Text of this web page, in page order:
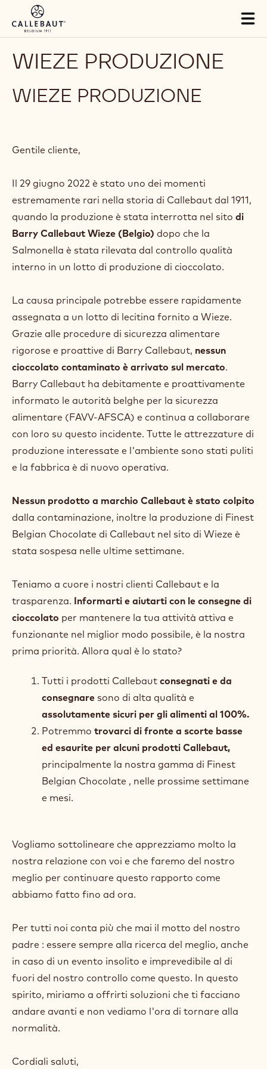
Skip to main content
WIEZE PRODUZIONE
WIEZE PRODUZIONE
Gentile cliente,
Il 29 giugno 2022 è stato uno dei momenti
estremamente rari nella storia di Callebaut dal 1911,
quando la produzione è stata interrotta nel sito di
Barry Callebaut Wieze (Belgio) dopo che la
Salmonella è stata rilevata dal controllo qualità
interno in un lotto di produzione di cioccolato.
La causa principale potrebbe essere rapidamente
assegnata a un lotto di lecitina fornito a Wieze.
Grazie alle procedure di sicurezza alimentare
rigorose e proattive di Barry Callebaut, nessun
cioccolato contaminato è arrivato sul mercato.
Barry Callebaut ha debitamente e proattivamente
informato le autorità belghe per la sicurezza
alimentare (FAVV-AFSCA) e continua a collaborare
con loro su questo incidente. Tutte le attrezzature di
produzione interessate e l'ambiente sono stati puliti
e la fabbrica è di nuovo operativa.
Nessun prodotto a marchio Callebaut è stato colpito
dalla contaminazione, inoltre la produzione di Finest
Belgian Chocolate di Callebaut nel sito di Wieze è
stata sospesa nelle ultime settimane.
Teniamo a cuore i nostri clienti Callebaut e la
trasparenza. Informarti e aiutarti con le consegne di
cioccolato per mantenere la tua attività attiva e
funzionante nel miglior modo possibile, è la nostra
prima priorità. Allora qual è lo stato?
Tutti i prodotti Callebaut consegnati e da
consegnare sono di alta qualità e
assolutamente sicuri per gli alimenti al 100%.
Potremmo trovarci di fronte a scorte basse
ed esaurite per alcuni prodotti Callebaut,
principalmente la nostra gamma di Finest
Belgian Chocolate , nelle prossime settimane
e mesi.
Vogliamo sottolineare che apprezziamo molto la
nostra relazione con voi e che faremo del nostro
meglio per continuare questo rapporto come
abbiamo fatto fino ad ora.
Per tutti noi conta più che mai il motto del nostro
padre : essere sempre alla ricerca del meglio, anche
in caso di un evento insolito e imprevedibile al di
fuori del nostro controllo come questo. In questo
spirito, miriamo a offrirti soluzioni che ti facciano
andare avanti e non vediamo l'ora di tornare alla
normalità.
Cordiali saluti,